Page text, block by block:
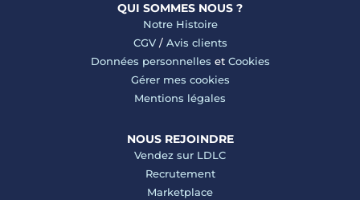
QUI SOMMES NOUS ?
Notre Histoire
CGV/ Avis clients
Données personnelles et Cookies
Gérer mes cookies
Mentions légales
NOUS REJOINDRE
Vendez sur LDLC
Recrutement
Marketplace